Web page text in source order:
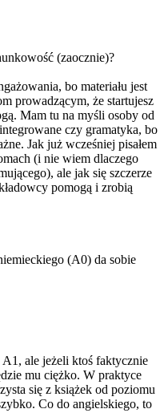
(zaocznie)?
bo materiału jest
prowadzącym, że startujesz
Mam tu na myśli osoby od
czy gramatyka, bo
Jak już wcześniej pisałem
(i nie wiem dlaczego
ale jak się szczerze
pomogą i zrobią
(A0) da sobie
A1, ale jeżeli ktoś faktycznie
mu ciężko. W praktyce
się z książek od poziomu
Co do angielskiego, to